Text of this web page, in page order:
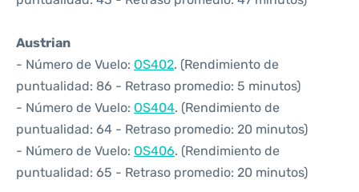
Austrian
- Número de Vuelo: OS402. (Rendimiento de
puntualidad: 86 - Retraso promedio: 5 minutos)
- Número de Vuelo: OS404. (Rendimiento de
puntualidad: 64 - Retraso promedio: 20 minutos)
- Número de Vuelo: OS406. (Rendimiento de
puntualidad: 65 - Retraso promedio: 20 minutos)